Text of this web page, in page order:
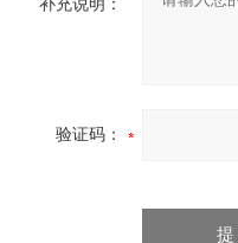
补充说明：
验证码：